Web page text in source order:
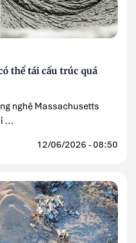
thể tái cấu trúc quá
nghệ Massachusetts
...
12/06/2026 - 08:50